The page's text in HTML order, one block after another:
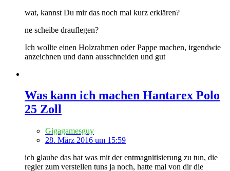
wat, kannst Du mir das noch mal kurz erklären?
ne scheibe drauflegen?
Ich wollte einen Holzrahmen oder Pappe machen, irgendwie
anzeichnen und dann ausschneiden und gut
Was kann ich machen Hantarex Polo
25 Zoll
Gigagamesguy
28. März 2016 um 15:59
ich glaube das hat was mit der entmagnitisierung zu tun, die
regler zum verstellen tuns ja noch, hatte mal von dir die